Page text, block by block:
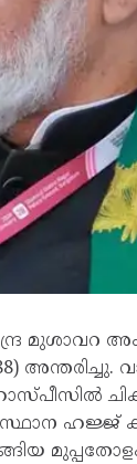
മുശാവറ
ഹജ്ജ്